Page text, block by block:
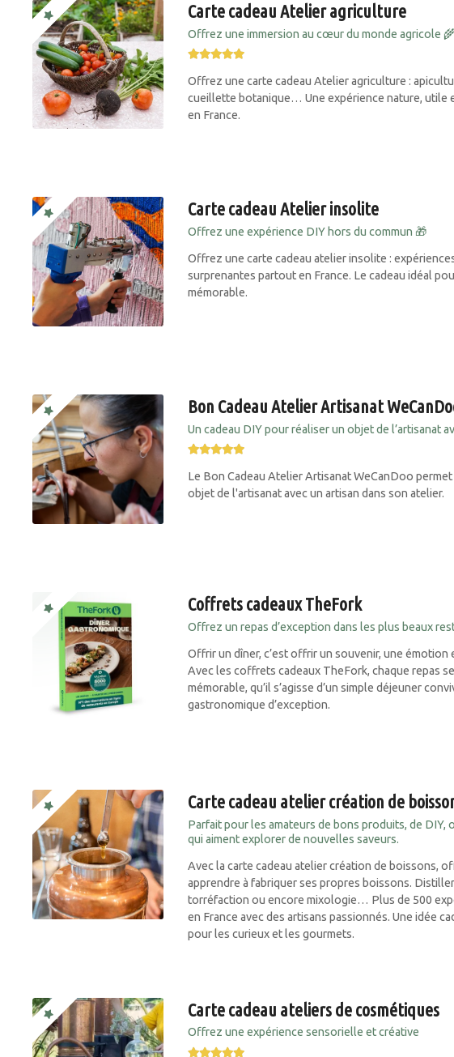
Carte cadeau Atelier agriculture
Offrez une immersion au cœur du monde agricole 🌾
Offrez une carte cadeau Atelier agriculture :
cueillette botanique… Une expérience nature, utile
en France.
Carte cadeau Atelier insolite
Offrez une expérience DIY hors du commun 🎁
Offrez une carte cadeau atelier insolite :
surprenantes partout en France. Le cadeau idéal
mémorable.
Bon Cadeau Atelier Artisanat
Un cadeau DIY pour réaliser un objet de l’artisanat
Le Bon Cadeau Atelier Artisanat WeCanDoo
objet de l'artisanat avec un artisan dans son atelier.
Coffrets cadeaux TheFork
Offrez un repas d’exception dans les plus beaux
Offrir un dîner, c’est offrir un souvenir, une émotion
Avec les coffrets cadeaux TheFork, chaque repas
mémorable, qu’il s’agisse d’un simple déjeuner
gastronomique d’exception.
Carte cadeau atelier création de
Parfait pour les amateurs de bons produits, de DIY,
qui aiment explorer de nouvelles saveurs.
Avec la carte cadeau atelier création de boissons,
apprendre à fabriquer ses propres boissons.
torréfaction ou encore mixologie… Plus de 500
en France avec des artisans passionnés. Une idée
pour les curieux et les gourmets.
Carte cadeau ateliers de cosmétiques
Offrez une expérience sensorielle et créative